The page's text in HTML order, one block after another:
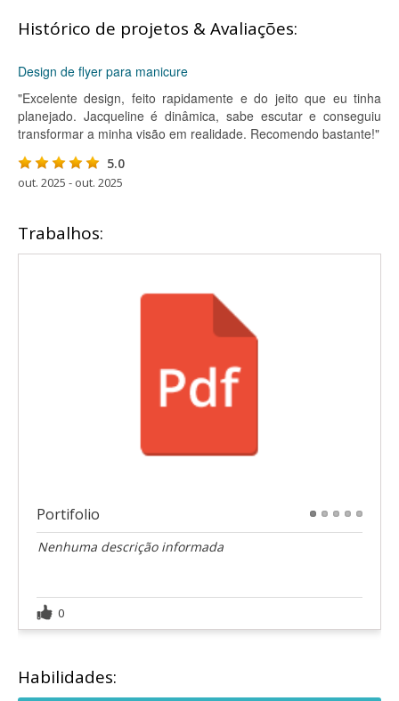
Histórico de projetos & Avaliações:
Design de flyer para manicure
"Excelente design, feito rapidamente e do jeito que eu tinha
planejado. Jacqueline é dinâmica, sabe escutar e conseguiu
transformar a minha visão em realidade. Recomendo bastante!"
5.0
out. 2025 - out. 2025
Trabalhos:
Portifolio
Nenhuma descrição informada
0
Habilidades: